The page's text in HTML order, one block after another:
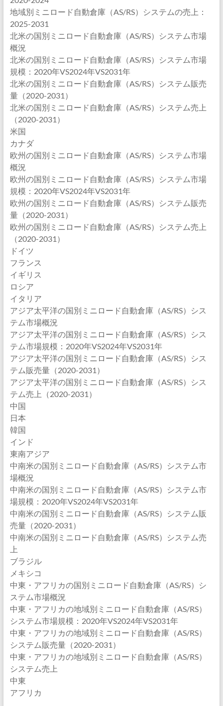
地域別ミニロード自動倉庫（AS/RS）システムの売上：
2025-2031
北米の国別ミニロード自動倉庫（AS/RS）システム市場
概況
北米の国別ミニロード自動倉庫（AS/RS）システム市場
規模：2020年VS2024年VS2031年
北米の国別ミニロード自動倉庫（AS/RS）システム販売
量（2020-2031）
北米の国別ミニロード自動倉庫（AS/RS）システム売上
（2020-2031）
米国
カナダ
欧州の国別ミニロード自動倉庫（AS/RS）システム市場
概況
欧州の国別ミニロード自動倉庫（AS/RS）システム市場
規模：2020年VS2024年VS2031年
欧州の国別ミニロード自動倉庫（AS/RS）システム販売
量（2020-2031）
欧州の国別ミニロード自動倉庫（AS/RS）システム売上
（2020-2031）
ドイツ
フランス
イギリス
ロシア
イタリア
アジア太平洋の国別ミニロード自動倉庫（AS/RS）シス
テム市場概況
アジア太平洋の国別ミニロード自動倉庫（AS/RS）シス
テム市場規模：2020年VS2024年VS2031年
アジア太平洋の国別ミニロード自動倉庫（AS/RS）シス
テム販売量（2020-2031）
アジア太平洋の国別ミニロード自動倉庫（AS/RS）シス
テム売上（2020-2031）
中国
日本
韓国
インド
東南アジア
中南米の国別ミニロード自動倉庫（AS/RS）システム市
場概況
中南米の国別ミニロード自動倉庫（AS/RS）システム市
場規模：2020年VS2024年VS2031年
中南米の国別ミニロード自動倉庫（AS/RS）システム販
売量（2020-2031）
中南米の国別ミニロード自動倉庫（AS/RS）システム売
上
ブラジル
メキシコ
中東・アフリカの国別ミニロード自動倉庫（AS/RS）シ
ステム市場概況
中東・アフリカの地域別ミニロード自動倉庫（AS/RS）
システム市場規模：2020年VS2024年VS2031年
中東・アフリカの地域別ミニロード自動倉庫（AS/RS）
システム販売量（2020-2031）
中東・アフリカの地域別ミニロード自動倉庫（AS/RS）
システム売上
中東
アフリカ